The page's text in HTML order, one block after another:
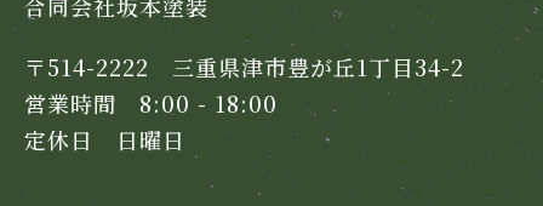
合同会社坂本塗装
〒514-2222 三重県津市豊が丘1丁目34-2
営業時間 8:00 - 18:00
定休日 日曜日